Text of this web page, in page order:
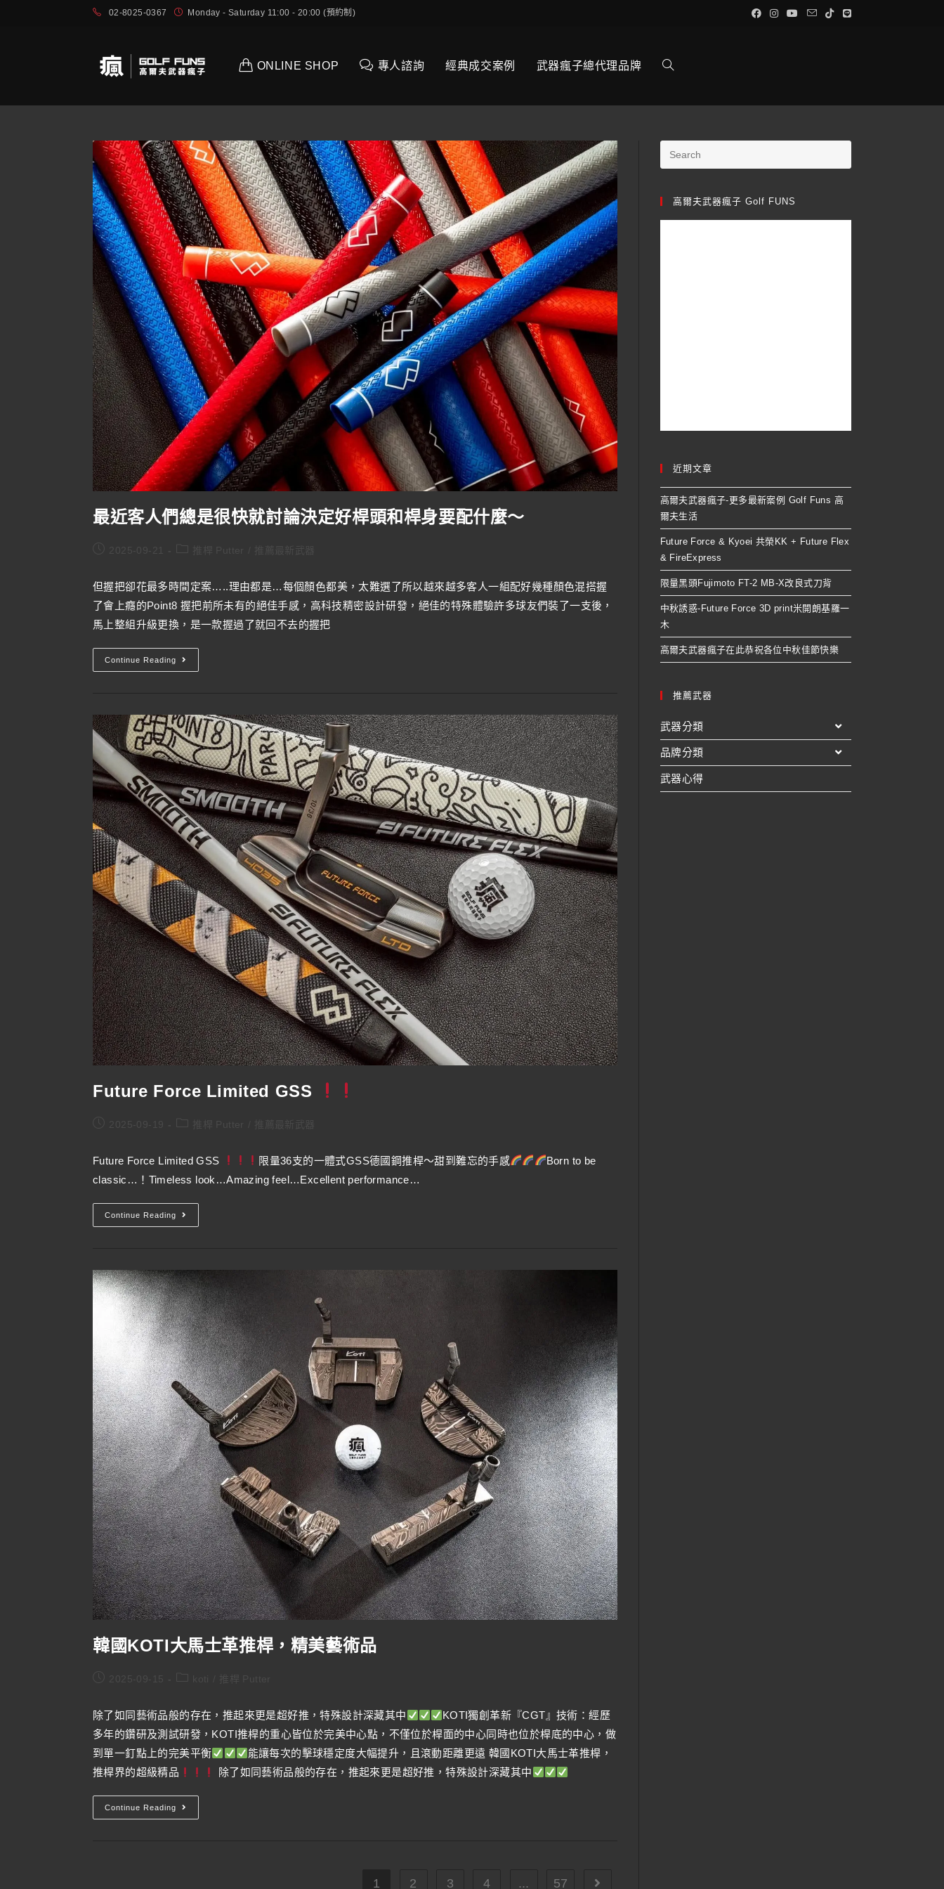
02-8025-0367 Monday - Saturday 11:00 - 20:00 (預約制)
ONLINE SHOP 專人諮詢 經典成交案例 武器瘋子總代理品牌
最近客人們總是很快就討論決定好桿頭和桿身要配什麼～
2025-09-21
但握把卻花最多時間定案…..理由都是…每個顏色都美，太難選了所以越來越多客人一組配好幾種顏色混搭握
了會上癮的Point8 握把前所未有的絕佳手感，高科技精密設計研發，絕佳的特殊體驗許多球友們裝了一支後，
馬上整組升級更換，是一款握過了就回不去的握把
Continue Reading
Future Force Limited GSS
2025-09-19
Future Force Limited GSS 限量36支的一體式GSS德國鋼推桿～甜到難忘的手感
Born to be
classic…！Timeless look…Amazing feel…Excellent performance…
Continue Reading
韓國KOTI大馬士革推桿，精美藝術品
2025-09-15
除了如同藝術品般的存在，推起來更是超好推，特殊設計深藏其中
KOTI獨創革新『CGT』技術：經歷
多年的鑽研及測試研發，KOTI推桿的重心皆位於完美中心點，不僅位於桿面的中心同時也位於桿底的中心，做
到單一釘點上的完美平衡
能讓每次的擊球穩定度大幅提升，且滾動距離更遠 韓國KOTI大馬士革推桿，
推桿界的超級精品
除了如同藝術品般的存在，推起來更是超好推，特殊設計深藏其中
Continue Reading
1 2 3 4 ... 57
高爾夫武器瘋子 Golf FUNS
近期文章
高爾夫武器瘋子-更多最新案例 Golf Funs 高
爾夫生活
Future Force & Kyoei 共榮KK + Future Flex
& FireExpress
限量黑頭Fujimoto FT-2 MB-X改良式刀背
中秋誘惑-Future Force 3D print米開朗基羅一
木
高爾夫武器瘋子在此恭祝各位中秋佳節快樂
推薦武器
武器分類
品牌分類
武器心得